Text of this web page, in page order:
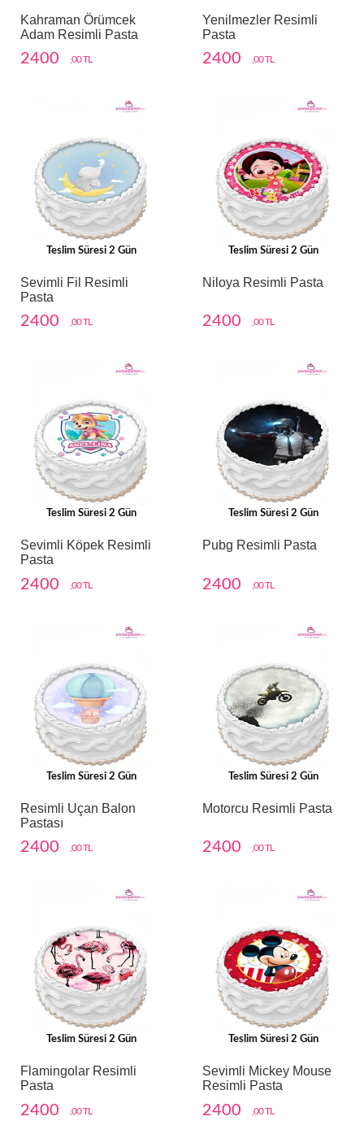
Kahraman Örümcek
Adam Resimli Pasta
2400 ,00 TL
Yenilmezler Resimli
Pasta
2400 ,00 TL
Teslim Süresi 2 Gün
Sevimli Fil Resimli
Pasta
2400 ,00 TL
Teslim Süresi 2 Gün
Niloya Resimli Pasta
2400 ,00 TL
Teslim Süresi 2 Gün
Sevimli Köpek Resimli
Pasta
2400 ,00 TL
Teslim Süresi 2 Gün
Pubg Resimli Pasta
2400 ,00 TL
Teslim Süresi 2 Gün
Resimli Uçan Balon
Pastası
2400 ,00 TL
Teslim Süresi 2 Gün
Motorcu Resimli Pasta
2400 ,00 TL
Teslim Süresi 2 Gün
Flamingolar Resimli
Pasta
2400 ,00 TL
Teslim Süresi 2 Gün
Sevimli Mickey Mouse
Resimli Pasta
2400 ,00 TL